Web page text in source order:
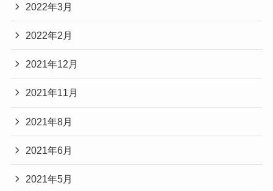
2022年3月
2022年2月
2021年12月
2021年11月
2021年8月
2021年6月
2021年5月